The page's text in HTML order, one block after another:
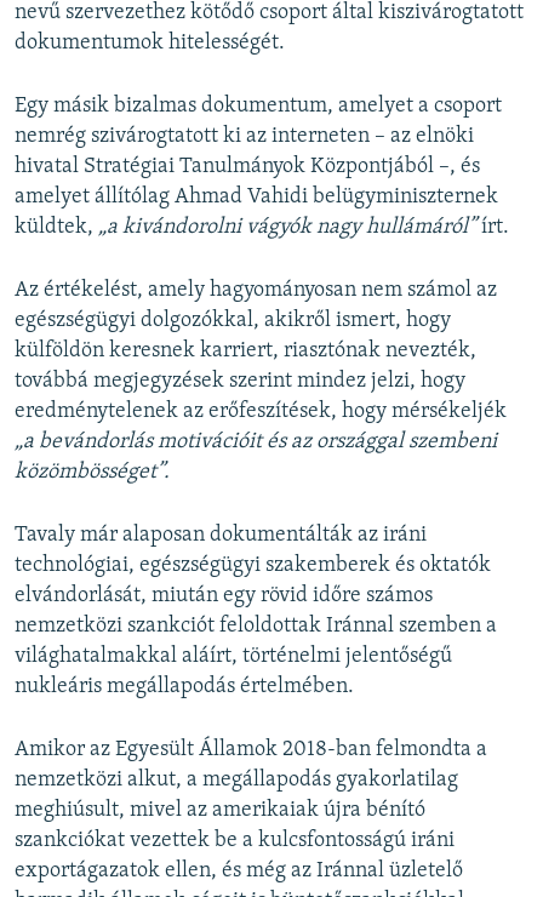
nevű szervezethez kötődő csoport által kiszivárogtatott
dokumentumok hitelességét.
Egy másik bizalmas dokumentum, amelyet a csoport
nemrég szivárogtatott ki az interneten – az elnöki
hivatal Stratégiai Tanulmányok Központjából –, és
amelyet állítólag Ahmad Vahidi belügyminiszternek
küldtek, „a kivándorolni vágyók nagy hullámáról”írt.
Az értékelést, amely hagyományosan nem számol az
egészségügyi dolgozókkal, akikről ismert, hogy
külföldön keresnek karriert, riasztónak nevezték,
továbbá megjegyzések szerint mindez jelzi, hogy
eredménytelenek az erőfeszítések, hogy mérsékeljék
„a bevándorlás motivációit és az országgal szembeni
közömbösséget”.
Tavaly már alaposan dokumentálták az iráni
technológiai, egészségügyi szakemberek és oktatók
elvándorlását, miután egy rövid időre számos
nemzetközi szankciót feloldottak Iránnal szemben a
világhatalmakkal aláírt, történelmi jelentőségű
nukleáris megállapodás értelmében.
Amikor az Egyesült Államok 2018-ban felmondta a
nemzetközi alkut, a megállapodás gyakorlatilag
meghiúsult, mivel az amerikaiak újra bénító
szankciókat vezettek be a kulcsfontosságú iráni
exportágazatok ellen, és még az Iránnal üzletelő